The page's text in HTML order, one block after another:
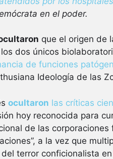
en el poder.
que el origen de
dos únicos
de funciones
Ideología de las
ocultaron las críticas
hoy reconocida para
de las corporaciones
a la vez que
terror conficionalista